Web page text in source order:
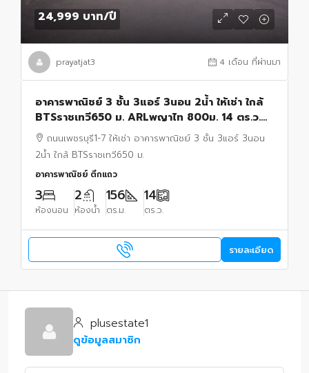
24,999 บาท/ปี
prayatjat3 4 เดือน ที่ผ่านมา
อาคารพาณิชย์ 3 ชั้น 3แอร์ 3นอน 2น้ำ ให้เช่า ใกล้
BTSราชเทวี650 ม. ARLพญาไท 800ม. 14 ตร.ว.
แพลทินัม 1.6 กม. ประตูน้ำ 1.5 กม.
ถนนเพชรบุรี1-7 ให้เช่า อาคารพาณิชย์ 3 ชั้น 3แอร์ 3นอน
2น้ำ ใกล้ BTSราชเทวี650 ม.
อาคารพาณิชย์ ตึกแถว
3
ห้องนอน
2
ห้องน้ำ
156
ตร.ม.
14
ตร.ว.
รายละเอียด
plusestate1
ดูข้อมูลสมาชิก